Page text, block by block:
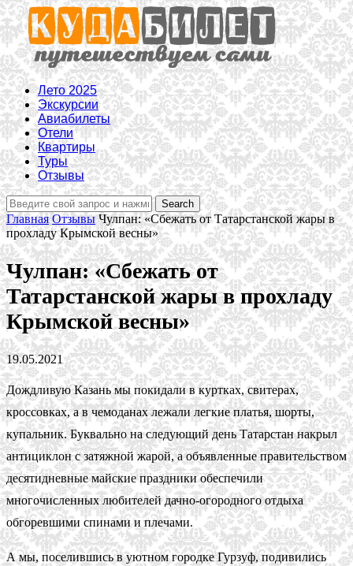
Лето 2025
Экскурсии
Авиабилеты
Отели
Квартиры
Туры
Отзывы
Главная Отзывы Чулпан: «Сбежать от Татарстанской жары в
прохладу Крымской весны»
Чулпан: «Сбежать от
Татарстанской жары в прохладу
Крымской весны»
19.05.2021
Дождливую Казань мы покидали в куртках, свитерах,
кроссовках, а в чемоданах лежали легкие платья, шорты,
купальник. Буквально на следующий день Татарстан накрыл
антициклон с затяжной жарой, а объявленные правительством
десятидневные майские праздники обеспечили
многочисленных любителей дачно-огородного отдыха
обгоревшими спинами и плечами.
А мы, поселившись в уютном городке Гурзуф, подивились